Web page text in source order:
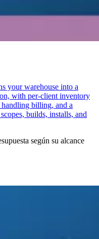
your warehouse into a
with per-client inventory
handling billing, and a
builds, installs, and
según su alcance